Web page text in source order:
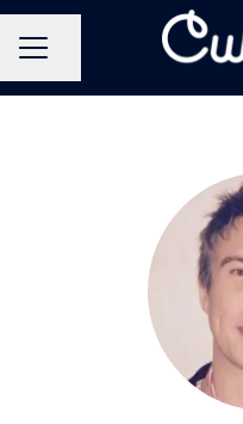
KARRIEREMENU
Del side